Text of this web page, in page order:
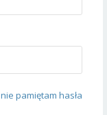
nie pamiętam hasła